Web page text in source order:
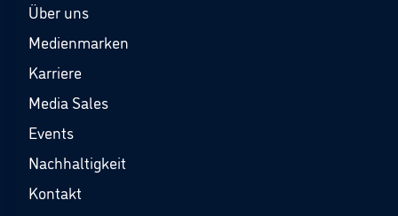
Über uns
Medienmarken
Karriere
Media Sales
Events
Nachhaltigkeit
Kontakt